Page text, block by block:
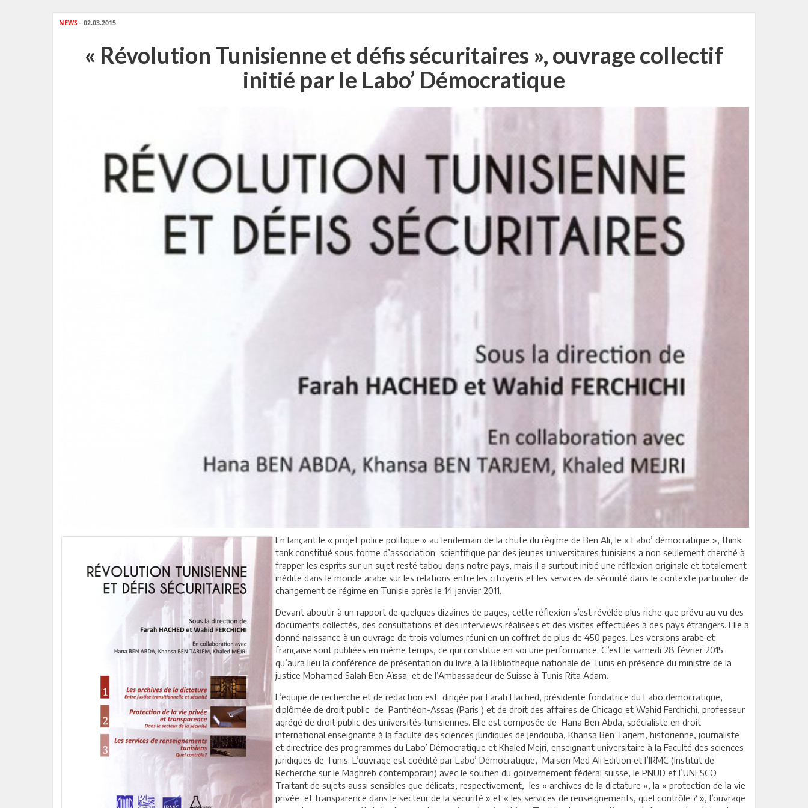
NEWS - 02.03.2015
« Révolution Tunisienne et défis sécuritaires », ouvrage collectif
initié par le Labo’ Démocratique
En lançant le « projet police politique » au lendemain de la chute du régime de Ben Ali, le « Labo’ démocratique », think
tank constitué sous forme d’association scientifique par des jeunes universitaires tunisiens a non seulement cherché à
frapper les esprits sur un sujet resté tabou dans notre pays, mais il a surtout initié une réflexion originale et totalement
inédite dans le monde arabe sur les relations entre les citoyens et les services de sécurité dans le contexte particulier de
changement de régime en Tunisie après le 14 janvier 2011.
Devant aboutir à un rapport de quelques dizaines de pages, cette réflexion s’est révélée plus riche que prévu au vu des
documents collectés, des consultations et des interviews réalisées et des visites effectuées à des pays étrangers. Elle a
donné naissance à un ouvrage de trois volumes réuni en un coffret de plus de 450 pages. Les versions arabe et
française sont publiées en même temps, ce qui constitue en soi une performance. C’est le samedi 28 février 2015
qu’aura lieu la conférence de présentation du livre à la Bibliothèque nationale de Tunis en présence du ministre de la
justice Mohamed Salah Ben Aïssa et de l’Ambassadeur de Suisse à Tunis Rita Adam.
L’équipe de recherche et de rédaction est dirigée par Farah Hached, présidente fondatrice du Labo démocratique,
diplômée de droit public de Panthéon-Assas (Paris ) et de droit des affaires de Chicago et Wahid Ferchichi, professeur
agrégé de droit public des universités tunisiennes. Elle est composée de Hana Ben Abda, spécialiste en droit
international enseignante à la faculté des sciences juridiques de Jendouba, Khansa Ben Tarjem, historienne, journaliste
et directrice des programmes du Labo’ Démocratique et Khaled Mejri, enseignant universitaire à la Faculté des sciences
juridiques de Tunis. L’ouvrage est coédité par Labo’ Démocratique, Maison Med Ali Edition et l’IRMC (Institut de
Recherche sur le Maghreb contemporain) avec le soutien du gouvernement fédéral suisse, le PNUD et l’UNESCO
Traitant de sujets aussi sensibles que délicats, respectivement, les « archives de la dictature », la « protection de la vie
privée et transparence dans le secteur de la sécurité » et « les services de renseignements, quel contrôle ? », l’ouvrage